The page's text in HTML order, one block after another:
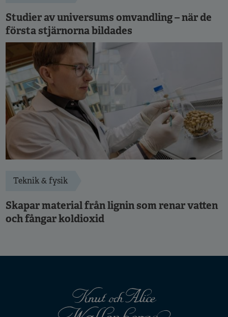
Studier av universums omvandling – när de
första stjärnorna bildades
Teknik & fysik
Skapar material från lignin som renar vatten
och fångar koldioxid